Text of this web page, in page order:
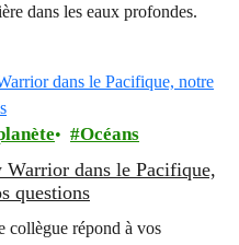
dans les eaux profondes.
Océans
dans le Pacifique,
questions
collègue répond à vos